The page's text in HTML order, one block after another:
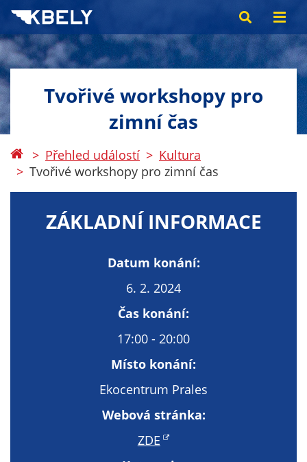
Tvořivé workshopy pro
zimní čas
Přehled událostí
Kultura
Tvořivé workshopy pro zimní čas
ZÁKLADNÍ INFORMACE
Datum konání:
6. 2. 2024
Čas konání:
17:00 - 20:00
Místo konání:
Ekocentrum Prales
Webová stránka:
ZDE
Technické
Technické
cookies jsou
správné
fungování
webu a všech